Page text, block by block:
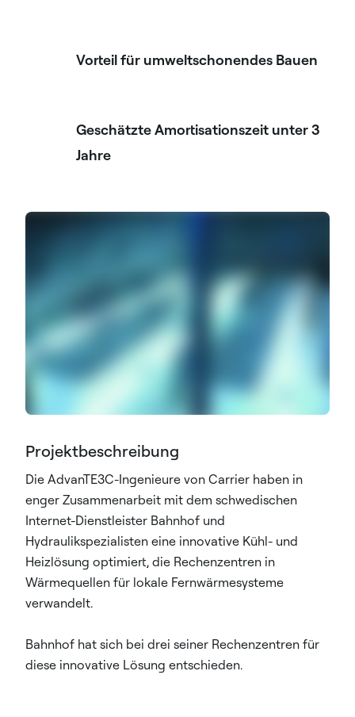
Vorteil für umweltschonendes Bauen
Geschätzte Amortisationszeit unter 3
Jahre
Projektbeschreibung
Die AdvanTE3C-Ingenieure von Carrier haben in
enger Zusammenarbeit mit dem schwedischen
Internet-Dienstleister Bahnhof und
Hydraulikspezialisten eine innovative Kühl- und
Heizlösung optimiert, die Rechenzentren in
Wärmequellen für lokale Fernwärmesysteme
verwandelt.
Bahnhof hat sich bei drei seiner Rechenzentren für
diese innovative Lösung entschieden.